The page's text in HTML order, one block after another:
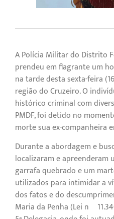
A Polícia Militar do Distrito
prendeu em flagrante um
na tarde desta sexta-feira
região do Cruzeiro. O
histórico criminal com
PMDF, foi detido no
morte sua ex-companheira
Durante a abordagem e
localizaram e apreenderam
garrafa quebrado e um
utilizados para intimidar a
dos fatos e do
Maria da Penha (Lei nº